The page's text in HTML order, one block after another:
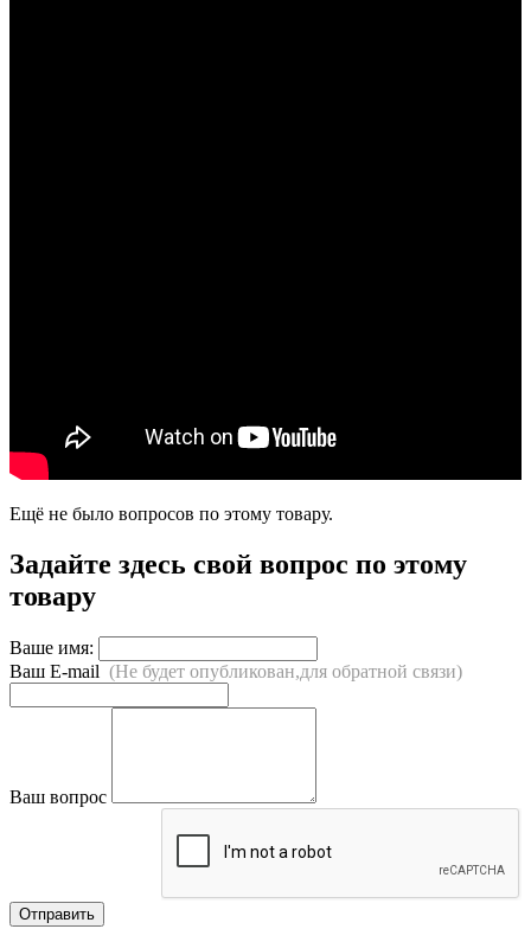
Ещё не было вопросов по этому товару.
Задайте здесь свой вопрос по этому
товару
Ваше имя:
Ваш E-mail (Не будет опубликован,для обратной связи)
Ваш вопрос
Отправить